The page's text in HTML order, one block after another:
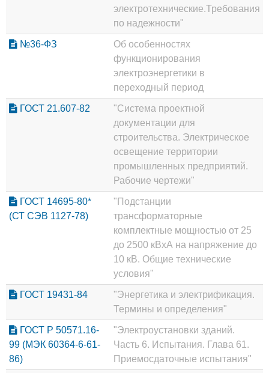
электротехнические.Требования
по надежности"
№36-ФЗ
Об особенностях
функционирования
электроэнергетики в
переходный период
ГОСТ 21.607-82
"Система проектной
документации для
строительства. Электрическое
освещение территории
промышленных предприятий.
Рабочие чертежи"
ГОСТ 14695-80*
(СТ СЭВ 1127-78)
"Подстанции
трансформаторные
комплектные мощностью от 25
до 2500 кВхА на напряжение до
10 кВ. Общие технические
условия"
ГОСТ 19431-84
"Энергетика и электрификация.
Термины и определения"
ГОСТ Р 50571.16-
99 (МЭК 60364-6-61-
86)
"Электроустановки зданий.
Часть 6. Испытания. Глава 61.
Приемосдаточные испытания"